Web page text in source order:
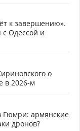
к завершению».
Одессой и
о
в 2026-м
Гюмри: армянские
дронов?